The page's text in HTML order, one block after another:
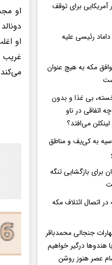
او
او
غریب
۱۱ سناتور آمریکایی برای توقف
داماد رئیسی علیه
مکه به هیچ عنوان
بی غذا و بدون
اتفاقی در ناو
لینکلن می‌افتد؟
به کی‌یف و مناطق
برای بازگشایی تنگه
اتصال ائتلاف مکه
جنجالی محمدباقر
هندوها درگیر خواهیم
عصر هنوز روشن